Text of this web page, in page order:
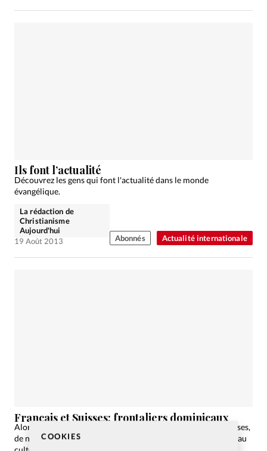
COOKIES
Actualité internationale
Ils font l’actualité
Découvrez les gens qui font l'actualité dans le monde
évangélique.
La rédaction de
Christianisme
Aujourd'hui
19 Août 2013
Abonnés
Français et Suisses: frontaliers dominicaux
Alors que la Porte Ouverte de Mulhouse attire plusieurs Suisses,
de nombreux Français font le chemin inverse pour se rendre au